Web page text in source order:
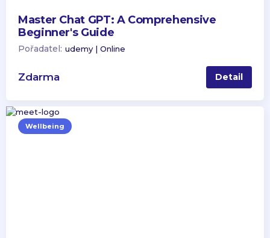
Master Chat GPT: A Comprehensive
Beginner's Guide
Pořadatel: udemy | Online
Zdarma Detail
Wellbeing